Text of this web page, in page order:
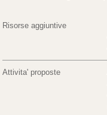
Risorse aggiuntive
Attivita' proposte